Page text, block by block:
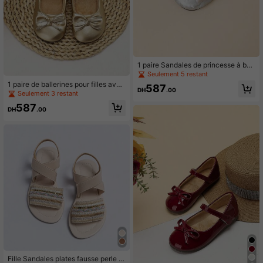
1 paire de ballerines pour filles avec
décoration de nœud
Seulement 3 restant
DH587.00
Fille Sandales plates fausse perle &
1 paire Sandales de princesse à bou
t fermé avec broderie de style chino
Seulement 5 restant
DH587.00